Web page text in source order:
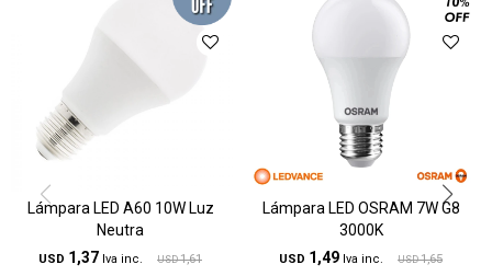
Lámpara LED A60 10W Luz
Neutra
USD 1,37 USD 1,61
Lámpara LED OSRAM 7W G8
3000K
USD 1,49 USD 1,65